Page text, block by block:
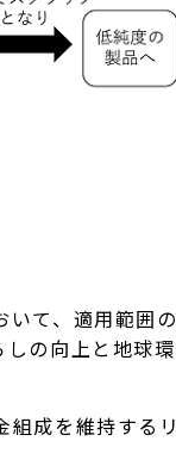
て、適用範囲
の向上と地球
を維持するリ